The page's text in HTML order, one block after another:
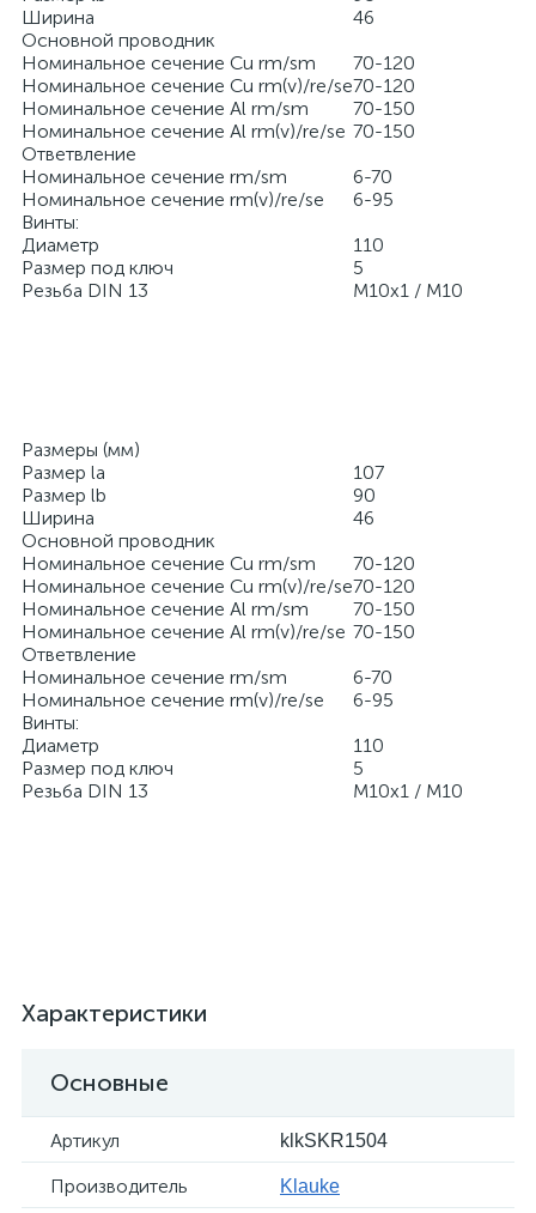
Ширина
46
Основной проводник
Номинальное сечение Cu rm/sm
70-120
Номинальное сечение Cu rm(v)/re/se70-120
Номинальное сечение Al rm/sm
70-150
Номинальное сечение Al rm(v)/re/se 70-150
Ответвление
Номинальное сечение rm/sm
6-70
Номинальное сечение rm(v)/re/se
6-95
Винты:
Диаметр
110
Размер под ключ
5
Резьба DIN 13
M10x1 / M10
Размеры (мм)
Размер la
107
Размер lb
90
Ширина
46
Основной проводник
Номинальное сечение Cu rm/sm
70-120
Номинальное сечение Cu rm(v)/re/se70-120
Номинальное сечение Al rm/sm
70-150
Номинальное сечение Al rm(v)/re/se 70-150
Ответвление
Номинальное сечение rm/sm
6-70
Номинальное сечение rm(v)/re/se
6-95
Винты:
Диаметр
110
Размер под ключ
5
Резьба DIN 13
M10x1 / M10
Характеристики
Основные
Артикул klkSKR1504
Производитель Klauke